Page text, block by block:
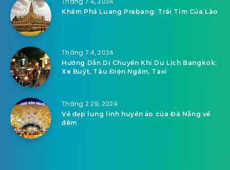
Khám Phá Luang Prabang: Trái Tim Của Lào
Tháng 7 4, 2024
Hướng Dẫn Di Chuyển Khi Du Lịch Bangkok:
Xe Buýt, Tàu Điện Ngầm, Taxi
Tháng 2 29, 2024
Vẻ đẹp lung linh huyền ảo của Đà Nẵng về
đêm